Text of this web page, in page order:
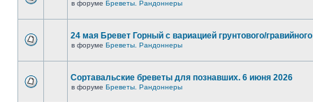
в форуме Бреветы. Рандоннеры
24 мая Бревет Горный с вариацией грунтового/гравийного
в форуме Бреветы. Рандоннеры
Сортавальские бреветы для познавших. 6 июня 2026
в форуме Бреветы. Рандоннеры